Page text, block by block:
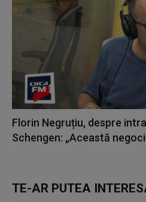
Florin Negruțiu, despre
Schengen: „Această
TE-AR PUTEA